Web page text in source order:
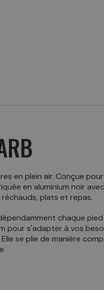
en plein air. Conçue
en aluminium noir
plats et repas.
chaque
s'adapter à vos
se plie de manière